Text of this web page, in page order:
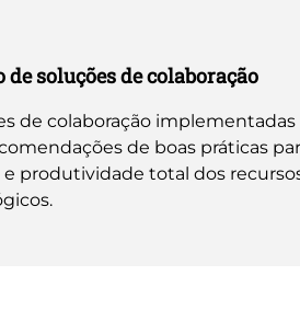
de soluções de colaboração
de colaboração implementadas
de boas práticas
e produtividade total dos